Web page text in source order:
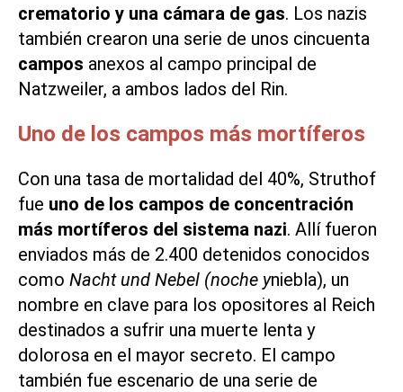
crematorio y una cámara de gas. Los nazis
también crearon una serie de unos cincuenta
campos anexos al campo principal de
Natzweiler, a ambos lados del Rin.
Uno de los campos más mortíferos
Con una tasa de mortalidad del 40%, Struthof
fue uno de los campos de concentración
más mortíferos del sistema nazi. Allí fueron
enviados más de 2.400 detenidos conocidos
como Nacht und Nebel (noche yniebla), un
nombre en clave para los opositores al Reich
destinados a sufrir una muerte lenta y
dolorosa en el mayor secreto. El campo
también fue escenario de una serie de